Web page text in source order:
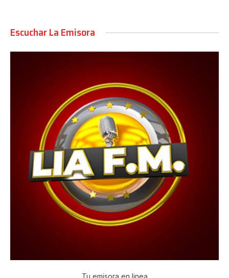
Escuchar La Emisora